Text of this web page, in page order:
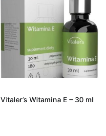
Vitaler’s Witamina E – 30 ml